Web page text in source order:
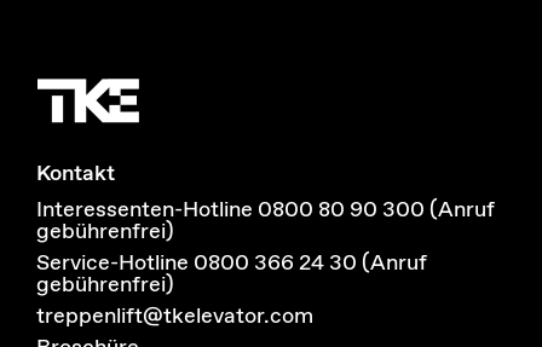
Kontakt
Interessenten-Hotline 0800 80 90 300 (Anruf
gebührenfrei)
Service-Hotline 0800 366 24 30 (Anruf
gebührenfrei)
treppenlift@tkelevator.com